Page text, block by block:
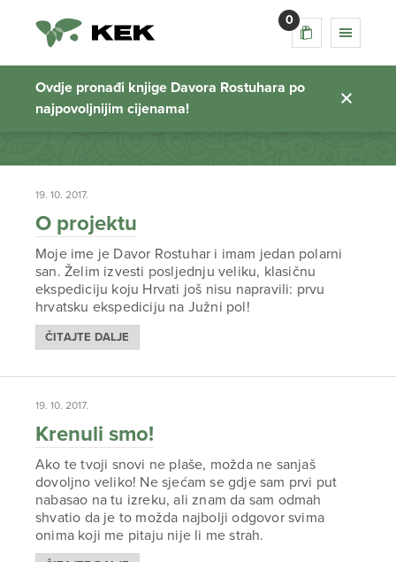
0
Ovdje pronađi knjige Davora Rostuhara po
najpovoljnijim cijenama!
dnevnik antarktika
Početna stranica
19. 10. 2017.
O projektu
Moje ime je Davor Rostuhar i imam jedan polarni
san. Želim izvesti posljednju veliku, klasičnu
ekspediciju koju Hrvati još nisu napravili: prvu
hrvatsku ekspediciju na Južni pol!
ČITAJTE DALJE
19. 10. 2017.
Krenuli smo!
Ako te tvoji snovi ne plaše, možda ne sanjaš
dovoljno veliko! Ne sjećam se gdje sam prvi put
nabasao na tu izreku, ali znam da sam odmah
shvatio da je to možda najbolji odgovor svima
onima koji me pitaju nije li me strah.